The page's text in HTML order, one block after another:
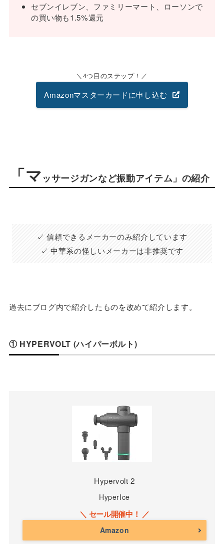
セブンイレブン、ファミリーマート、ローソンで
の買い物も1.5%還元
4つ目のステップ！
Amazonマスターカードに申し込む
「マ ッサージガンなど振動アイテム」の紹介
✓ 信頼できるメーカーのみ紹介しています
✓ 中華系の怪しいメーカーは非推奨です
過去にブログ内で紹介したものを改めて紹介します。
① HYPERVOLT (ハイパーボルト)
Hypervolt 2
HyperIce
Amazon